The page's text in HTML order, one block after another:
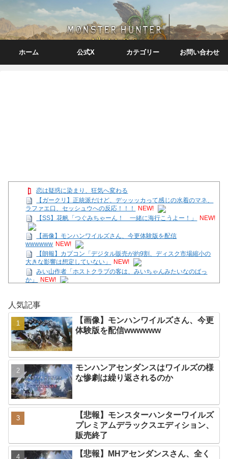
ホーム 公式X カテゴリー お問い合わせ
恋は疑惑に染まり、狂気へ変わる
【ガークリ】正統派だけど、デッッッカって感じの水着のマネ、
ラファエ口、セッシュウへの反応！！！
NEW!
【SS】花帆「つぐみちゃーん！ 一緒に海行こうよー！」
NEW!
【画像】モンハンワイルズさん、今更体験版を配信
wwwwww NEW!
【朗報】カプコン「デジタル販売が約9割、ディスク市場縮小の
大きな影響は想定していない」
NEW!
みい山作者「ホストクラブの客は、みいちゃんみたいなのばっ
か」
NEW!
ブルーロック実写版で見たい神尾楓珠×小芝風花を考察
日本のゲームなのにメニュー画面が英語だらけなの英語圏の人か
らすると奇妙に見えるんだな… NEW!
【100カノ】最近猫獣人が流行ってるね
【画像】オタク「実際にプレイしたらわかるけど、ライザは友達
って感じで性的な目では見れないｗ」←これ NEW!
Powered by livedoor 相互RSS
人気記事
【画像】モンハンワイルズさん、今更
体験版を配信wwwwww
モンハンアセンダンスはワイルズの様
な惨劇は繰り返されるのか
【悲報】モンスターハンターワイルズ
プレミアムデラックスエディション、
販売終了
【悲報】MHアセンダンスさん、全く